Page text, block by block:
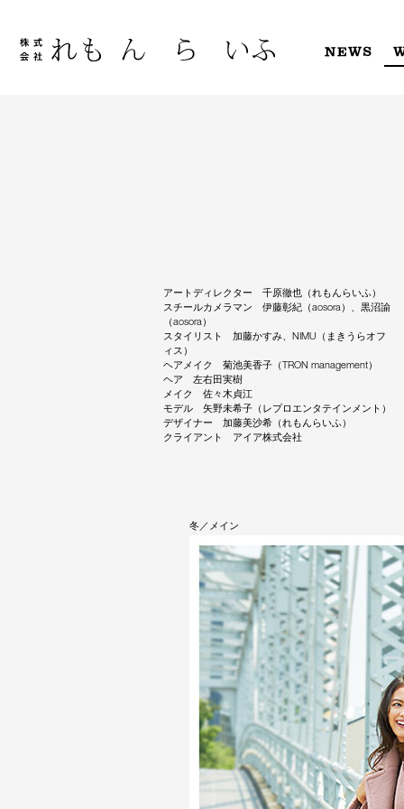
content
NEWS
アートディレクター 千原徹也（れもんらいふ）
スチールカメラマン 伊藤彰紀（aosora）、黒沼諭
（aosora）
スタイリスト 加藤かすみ、NIMU（まきうらオフ
ィス）
ヘアメイク 菊池美香子（TRON management）
ヘア 左右田実樹
メイク 佐々木貞江
モデル 矢野未希子（レプロエンタテインメント）
デザイナー 加藤美沙希（れもんらいふ）
クライアント アイア株式会社
冬／メイン